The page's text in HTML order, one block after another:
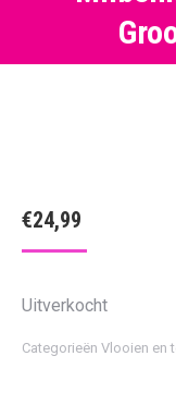
€24,99
Uitverkocht
Categorieën Vlooien en